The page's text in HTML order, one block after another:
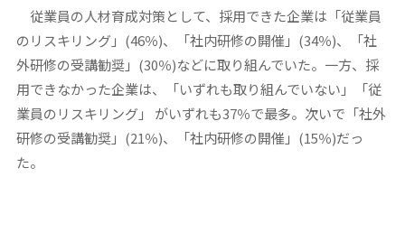
従業員の人材育成対策として、採用できた企業は「従業員
のリスキリング」(46％)、「社内研修の開催」(34％)、「社
外研修の受講勧奨」(30％)などに取り組んでいた。一方、採
用できなかった企業は、「いずれも取り組んでいない」「従
業員のリスキリング」 がいずれも37％で最多。次いで「社外
研修の受講勧奨」(21％)、「社内研修の開催」(15％)だっ
た。